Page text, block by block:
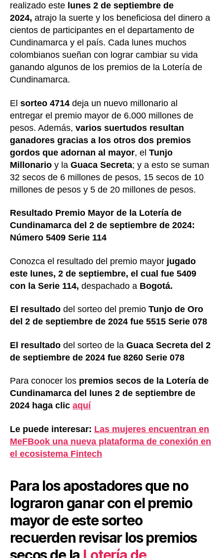
realizado este lunes 2 de septiembre de
2024, atrajo la suerte y los beneficiosa del dinero a
cientos de participantes en el departamento de
Cundinamarca y el país. Cada lunes muchos
colombianos sueñan con lograr cambiar su vida
ganando algunos de los premios de la Lotería de
Cundinamarca.
El sorteo 4714 deja un nuevo millonario al
entregar el premio mayor de 6.000 millones de
pesos. Además, varios suertudos resultan
ganadores gracias a los otros dos premios
gordos que adornan al mayor, el Tunjo
Millonario y la Guaca Secreta; y a esto se suman
32 secos de 6 millones de pesos, 15 secos de 10
millones de pesos y 5 de 20 millones de pesos.
Resultado Premio Mayor de la Lotería de
Cundinamarca del 2 de septiembre de 2024:
Número 5409 Serie 114
Conozca el resultado del premio mayor jugado
este lunes, 2 de septiembre, el cual fue 5409
con la Serie 114, despachado a Bogotá.
El resultado del sorteo del premio Tunjo de Oro
del 2 de septiembre de 2024 fue 5515 Serie 078
El resultado del sorteo de la Guaca Secreta del 2
de septiembre de 2024 fue 8260 Serie 078
Para conocer los premios secos de la Lotería de
Cundinamarca del lunes 2 de septiembre de
2024 haga clic aquí
Le puede interesar: Las mujeres encuentran en
MeFBook una nueva plataforma de conexión en
el ecosistema Fintech
Para los apostadores que no
lograron ganar con el premio
mayor de este sorteo
recuerden revisar lospremios